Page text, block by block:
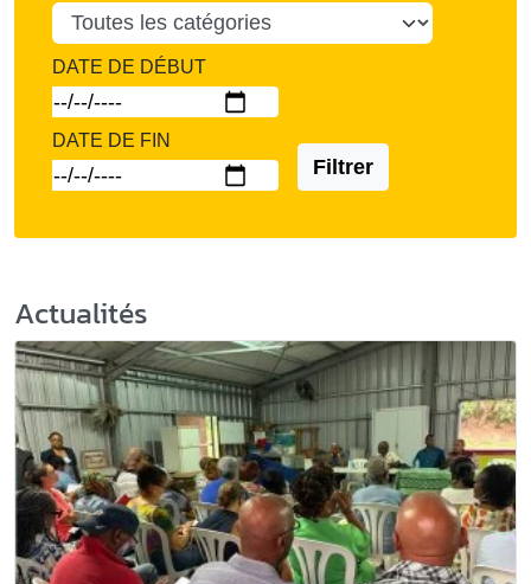
DATE DE DÉBUT
DATE DE FIN
Filtrer
Actualités